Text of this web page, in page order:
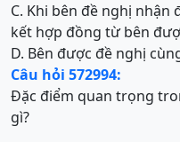
C. Khi bên đề nghị nhận
kết hợp đồng từ bên
D. Bên được đề nghị
Câu hỏi 572994:
Đặc điểm quan trọng
gì?